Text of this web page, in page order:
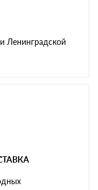
Ленинградской